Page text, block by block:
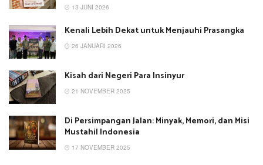
13 JUNI 2026
Kenali Lebih Dekat untuk Menjauhi Prasangka
26 JANUARI 2026
Kisah dari Negeri Para Insinyur
21 NOVEMBER 2025
Di Persimpangan Jalan: Minyak, Memori, dan Misi
Mustahil Indonesia
17 NOVEMBER 2025